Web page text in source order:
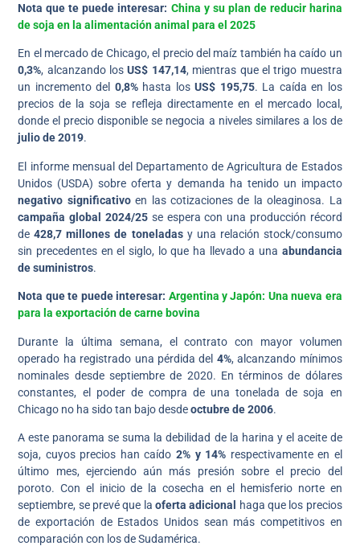
Nota que te puede interesar: China y su plan de reducir harina
de soja en la alimentación animal para el 2025
En el mercado de Chicago, el precio del maíz también ha caído un
0,3%, alcanzando losUS$ 147,14, mientras que el trigo muestra
un incremento del 0,8%hasta losUS$ 195,75. La caída en los
precios de la soja se refleja directamente en el mercado local,
donde el precio disponible se negocia a niveles similares a los de
julio de 2019.
El informe mensual del Departamento de Agricultura de Estados
Unidos (USDA) sobre oferta y demanda ha tenido un impacto
negativo significativoen las cotizaciones de la oleaginosa. La
campaña global 2024/25se espera con una producción récord
de428,7 millones de toneladasy una relación stock/consumo
sin precedentes en el siglo, lo que ha llevado a una abundancia
de suministros.
Nota que te puede interesar: Argentina y Japón: Una nueva era
para la exportación de carne bovina
Durante la última semana, el contrato con mayor volumen
operado ha registrado una pérdida del 4%, alcanzando mínimos
nominales desde septiembre de 2020. En términos de dólares
constantes, el poder de compra de una tonelada de soja en
Chicago no ha sido tan bajo desdeoctubre de 2006.
A este panorama se suma la debilidad de la harina y el aceite de
soja, cuyos precios han caído 2% y 14% respectivamente en el
último mes, ejerciendo aún más presión sobre el precio del
poroto. Con el inicio de la cosecha en el hemisferio norte en
septiembre, se prevé que la oferta adicional
haga que los precios
de exportación de Estados Unidos sean más competitivos en
comparación con los de Sudamérica.